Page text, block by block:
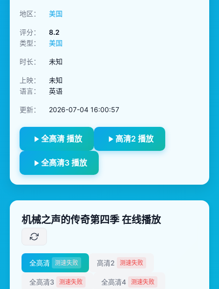
地区： 美国
评分：
8.2
类型：
美国
时长： 未知
上映：
未知
语言：
英语
更新： 2026-07-04 16:00:57
全高清 播放 高清2 播放
全高清3 播放
机械之声的传奇第四季 在线播放
全高清 测速失败 高清2 测速失败
全高清3 测速失败 全高清4 测速失败